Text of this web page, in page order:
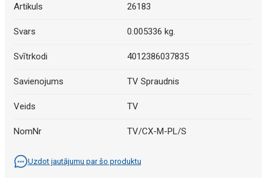
Artikuls 26183
Svars 0.005336 kg.
Svītrkodi 4012386037835
Savienojums TV Spraudnis
Veids TV
NomNr TV/CX-M-PL/S
Uzdot jautājumu par šo produktu